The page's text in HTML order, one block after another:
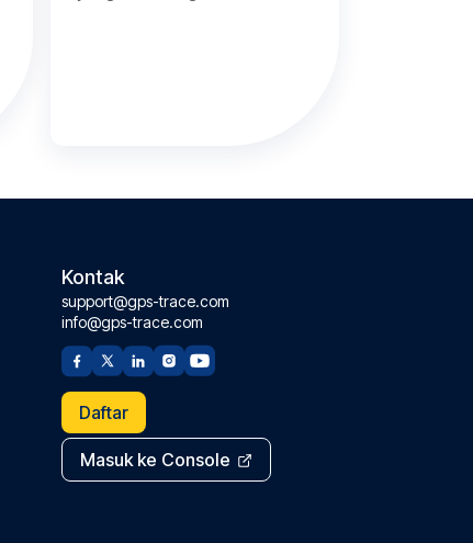
Kontak
support@gps-trace.com
info@gps-trace.com
Daftar
Masuk ke Console